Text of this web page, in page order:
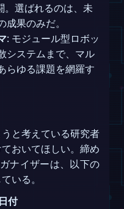
選ばれるのは、未
果のみだ。
: モジュール型ロボッ
システムまで、マル
らゆる課題を網羅す
と考えている研究者
おいてほしい。締め
ナイザーは、以下の
いる。
日付